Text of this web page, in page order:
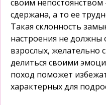
своим
сдержана, а то ее
Такая склонность
настроения не должны
взрослых, желательно
делиться своими
поход поможет
характерных для